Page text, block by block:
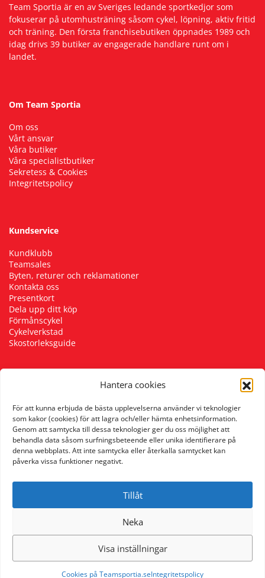
Hantera cookies
För att kunna erbjuda de bästa upplevelserna använder vi teknologier
som kakor (cookies) för att lagra och/eller hämta enhetsinformation.
Genom att samtycka till dessa teknologier ger du oss möjlighet att
behandla data såsom surfningsbeteende eller unika identifierare på
denna webbplats. Att inte samtycka eller återkalla samtycket kan
påverka vissa funktioner negativt.
Tillåt
Neka
Visa inställningar
Cookies på Teamsportia.seIntegritetspolicy
Team Sportia är en av Sveriges ledande sportkedjor som
fokuserar på utomhusträning såsom cykel, löpning, aktiv fritid
och träning. Den första franchisebutiken öppnades 1989 och
idag drivs 39 butiker av engagerade handlare runt om i
landet.
Om Team Sportia
Om oss
Vårt ansvar
Våra butiker
Våra specialistbutiker
Sekretess & Cookies
Integritetspolicy
Kundservice
Kundklubb
Teamsales
Byten, returer och reklamationer
Kontakta oss
Presentkort
Dela upp ditt köp
Förmånscykel
Cykelverkstad
Skostorleksguide